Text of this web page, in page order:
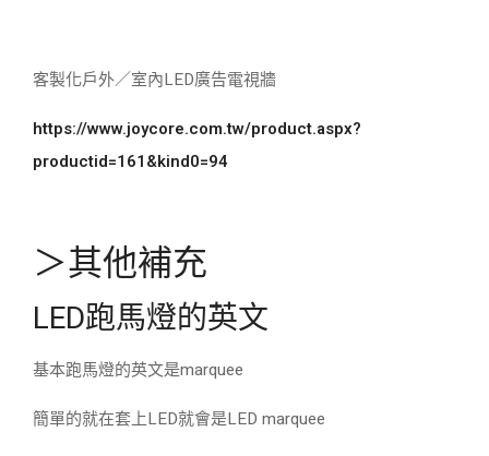
客製化戶外／室內LED廣告電視牆
https://www.joycore.com.tw/product.aspx?
productid=161&kind0=94
＞其他補充
LED跑馬燈的英文
基本跑馬燈的英文是marquee
簡單的就在套上LED就會是LED marquee